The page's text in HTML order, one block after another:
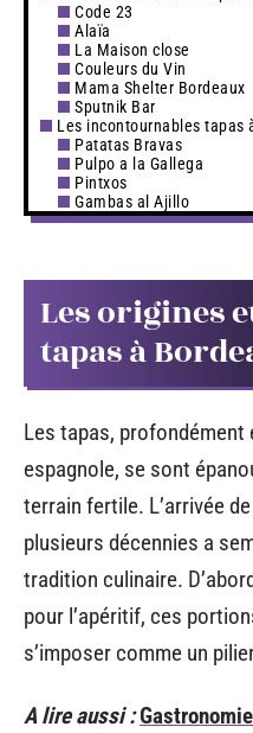
Code 23
Alaïa
La Maison close
Couleurs du Vin
Mama Shelter Bordeaux
Sputnik Bar
Les incontournables tapas
Patatas Bravas
Pulpo a la Gallega
Pintxos
Gambas al Ajillo
Les origines
tapas à
Les tapas,
espagnole, se sont
terrain fertile. L’arrivée
plusieurs décennies a
tradition culinaire.
pour l’apéritif, ces
s’imposer comme un
A lire aussi :